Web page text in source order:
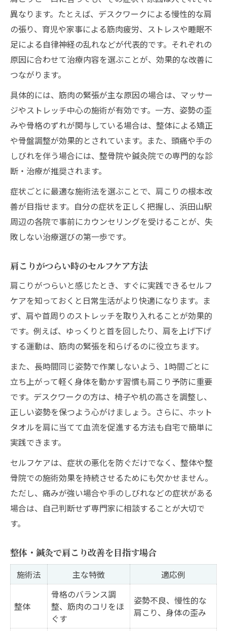
異なります。たとえば、デスクワークによる慢性的な肩
の張り、育児や家事による筋肉疲労、ストレスや睡眠不
足による自律神経の乱れなどが代表的です。それぞれの
原因に合わせて治療内容を選ぶことが、効果的な改善に
つながります。
具体的には、筋肉の緊張が主な原因の場合は、マッサー
ジやストレッチ中心の施術が有効です。一方、姿勢の歪
みや骨格のずれが関与している場合は、整体による矯正
や骨盤調整が効果的とされています。また、頭痛や手の
しびれを伴う場合には、整骨院や鍼灸院での専門的な診
断・治療が推奨されます。
症状ごとに最適な施術法を選ぶことで、肩こりの根本改
善が目指せます。自分の症状を正しく把握し、浜田山駅
周辺の各院で事前にカウンセリングを受けることが、失
敗しない治療選びの第一歩です。
肩こりがつらい時のセルフケア方法
肩こりがつらいと感じたとき、すぐに実践できるセルフ
ケアを知っておくと日常生活がより快適になります。ま
ず、肩や首周りのストレッチを取り入れることが効果的
です。例えば、ゆっくりと首を回したり、肩を上げ下げ
する運動は、筋肉の緊張を和らげるのに役立ちます。
また、長時間同じ姿勢で作業しないよう、1時間ごとに
立ち上がって軽く身体を動かす習慣も肩こり予防に重要
です。デスクワークの方は、椅子や机の高さを調整し、
正しい姿勢を保つよう心がけましょう。さらに、ホット
タオルを肩に当てて血流を促進する方法も自宅で簡単に
実践できます。
セルフケアは、症状の悪化を防ぐだけでなく、整体や整
骨院での施術効果を持続させるためにも欠かせません。
ただし、痛みが強い場合や手のしびれなどの症状がある
場合は、自己判断せず専門家に相談することが大切で
す。
整体・鍼灸で肩こり改善を目指す場合
施術法 主な特徴 適応例
整体
骨格のバランス調
整、筋肉のコリをほ
ぐす
姿勢不良、慢性的な
肩こり、身体の歪み